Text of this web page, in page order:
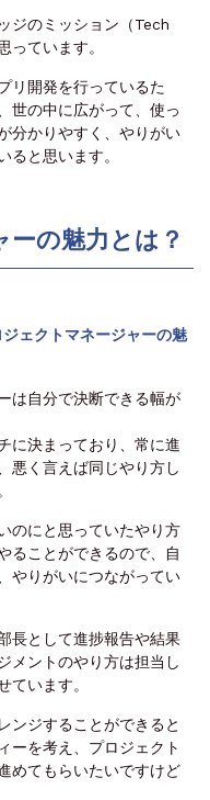
ジのミッション（Tech
ています。
リ開発を行っているた
世の中に広がって、使っ
分かりやすく、やりがい
ると思います。
の魅力とは？
ェクトマネージャーの魅
は自分で決断できる幅が
に決まっており、常に進
悪く言えば同じやり方し
のにと思っていたやり方
ることができるので、自
やりがいにつながってい
長として進捗報告や結果
メントのやり方は担当し
ています。
ンジすることができると
ーを考え、プロジェクト
めてもらいたいですけど